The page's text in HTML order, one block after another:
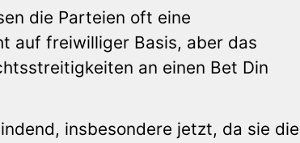
die Parteien oft eine
auf freiwilliger Basis, aber das
an einen Bet Din
insbesondere jetzt, da sie die